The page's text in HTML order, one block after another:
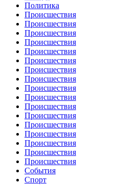
Политика
Происшествия
Происшествия
Происшествия
Происшествия
Происшествия
Происшествия
Происшествия
Происшествия
Происшествия
Происшествия
Происшествия
Происшествия
Происшествия
Происшествия
Происшествия
Происшествия
Происшествия
События
Спорт